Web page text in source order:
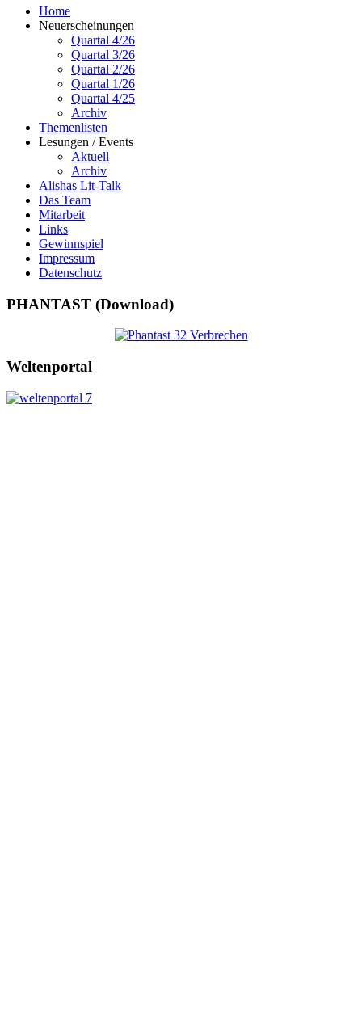
Home
Neuerscheinungen
Quartal 4/26
Quartal 3/26
Quartal 2/26
Quartal 1/26
Quartal 4/25
Archiv
Themenlisten
Lesungen / Events
Aktuell
Archiv
Alishas Lit-Talk
Das Team
Mitarbeit
Links
Gewinnspiel
Impressum
Datenschutz
PHANTAST (Download)
Weltenportal